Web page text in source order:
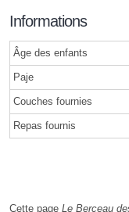
Informations
Âge des enfants
Paje
Couches fournies
Repas fournis
Cette page Le Berceau